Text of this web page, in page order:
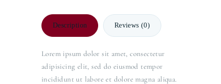
Description Reviews (0)
Lorem ipsum dolor sit amet, consectetur
adipisicing elit, sed do eiusmod tempor
incididunt ut labore et dolore magna aliqua.